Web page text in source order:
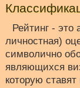
Рейтинг - это
личностная)
символично
являющихся
которую